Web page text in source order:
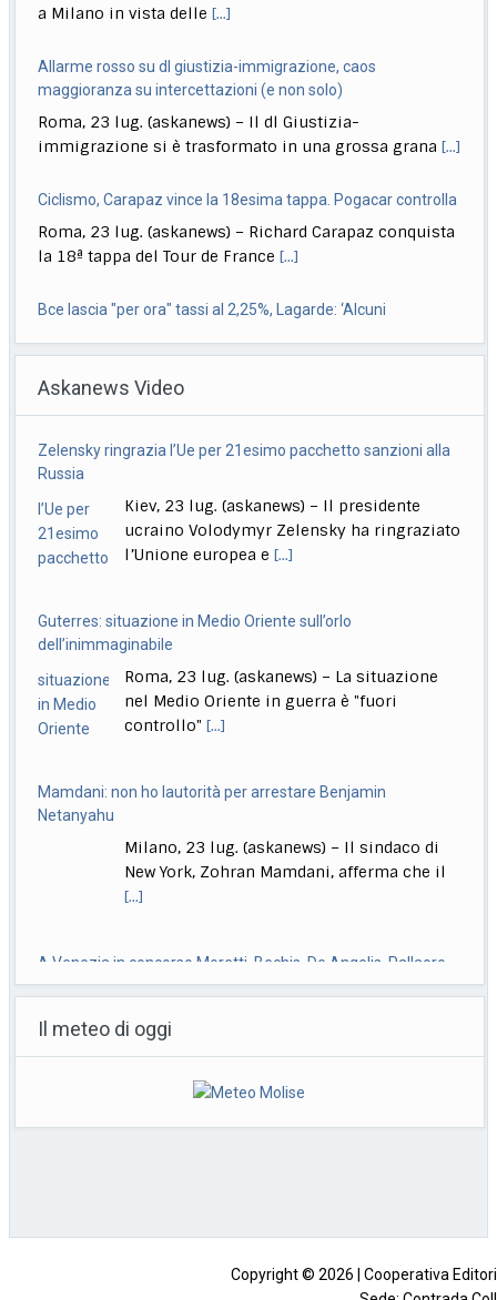
a Milano in vista delle[...]
Allarme rosso su dl giustizia-immigrazione, caos
maggioranza su intercettazioni (e non solo)
Roma, 23 lug. (askanews) – Il dl Giustizia-
immigrazione si è trasformato in una grossa grana[...]
Ciclismo, Carapaz vince la 18esima tappa. Pogacar controlla
Roma, 23 lug. (askanews) – Richard Carapaz conquista
la 18ª tappa del Tour de France[...]
Bce lascia "per ora" tassi al 2,25%, Lagarde: ‘Alcuni
2,25% "per ora" nell’area euro.
Meloni: puniamo i ragazzi che pensano di poter fare come
vogliono
Roma, 23 lug. (askanews) – "Chi aggredisce, chi rapina,
chi devasta deve pagare sempre, anche [...]
Askanews Video
Russia
ucraino Volodymyr Zelensky ha ringraziato
l’Unione europea e [...]
dell’inimmaginabile
Roma, 23 lug. (askanews) – La situazione
nel Medio Oriente in guerra è "fuori
controllo"[...]
Netanyahu
New York, Zohran Mamdani, afferma che il
[...]
Strippoli
Roma, 23 lug. (askanews) – Nanni Moretti
torna in concorso a Venezia, a 37 anni
l’età
Non[...]
Il meteo di oggi
Copyright © 2026 | Cooperativa
Sede: Contrada